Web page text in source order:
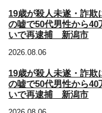
19歳が殺人未遂・詐欺
の嘘で50代男性から
いで再逮捕 新潟市
2026.08.06
19歳が殺人未遂・詐欺
の嘘で50代男性から
いで再逮捕 新潟市